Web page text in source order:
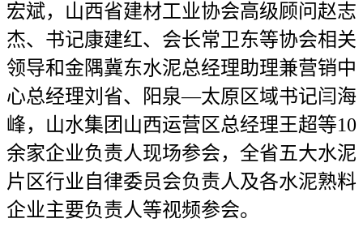
宏斌，山西省建材工业协会高级顾问赵志
杰、书记康建红、会长常卫东等协会相关
领导和金隅冀东水泥总经理助理兼营销中
心总经理刘省、阳泉—太原区域书记闫海
峰，山水集团山西运营区总经理王超等10
余家企业负责人现场参会，全省五大水泥
片区行业自律委员会负责人及各水泥熟料
企业主要负责人等视频参会。